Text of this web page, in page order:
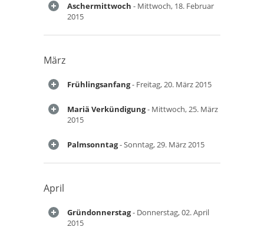
Aschermittwoch - Mittwoch, 18. Februar
2015
März
Frühlingsanfang- Freitag, 20. März 2015
Mariä Verkündigung- Mittwoch, 25. März
2015
Palmsonntag- Sonntag, 29. März 2015
April
Gründonnerstag- Donnerstag, 02. April
2015